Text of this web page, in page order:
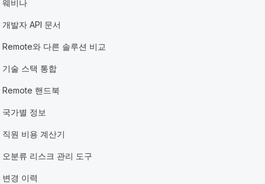
웨비나
개발자 API 문서
Remote와 다른 솔루션 비교
기술 스택 통합
Remote 핸드북
국가별 정보
직원 비용 계산기
오분류 리스크 관리 도구
변경 이력